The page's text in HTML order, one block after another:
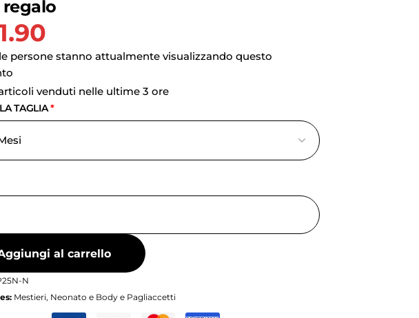
persone stanno attualmente visualizzando questo
venduti nelle ultime 3 ore
TAGLIA*
al carrello
N
Mestieri, Neonato e Body e Pagliaccetti